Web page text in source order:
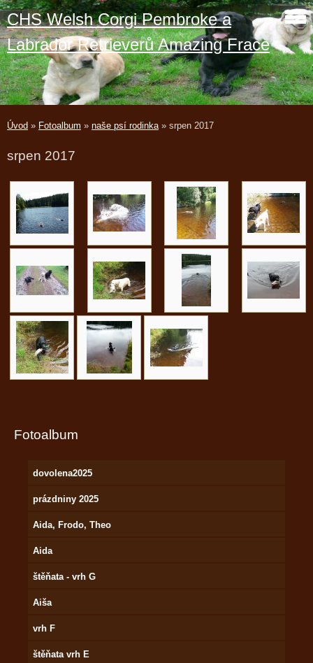
CHS Welsh Corgi Pembroke a
Labrador Retrieverů Amazing Frace
Úvod » Fotoalbum » naše psí rodinka» srpen 2017
srpen 2017
Fotoalbum
dovolena2025
prázdniny 2025
Aida, Frodo, Theo
Aida
štěňata - vrh G
Aiša
vrh F
štěňata vrh E